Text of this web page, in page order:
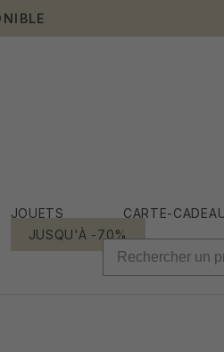
JOUETS
CARTE-
JUSQU'À -70%